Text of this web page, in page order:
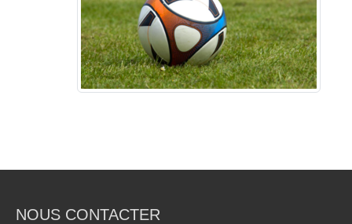
NOUS CONTACTER